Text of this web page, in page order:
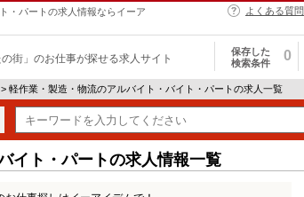
・パートの求人情報ならイーア
よくある質問
の街」のお仕事が探せる求人サイト
保存した
検索条件
0
> 軽作業・製造・物流のアルバイト・バイト・パートの求人一覧
イト・パートの求人情報一覧